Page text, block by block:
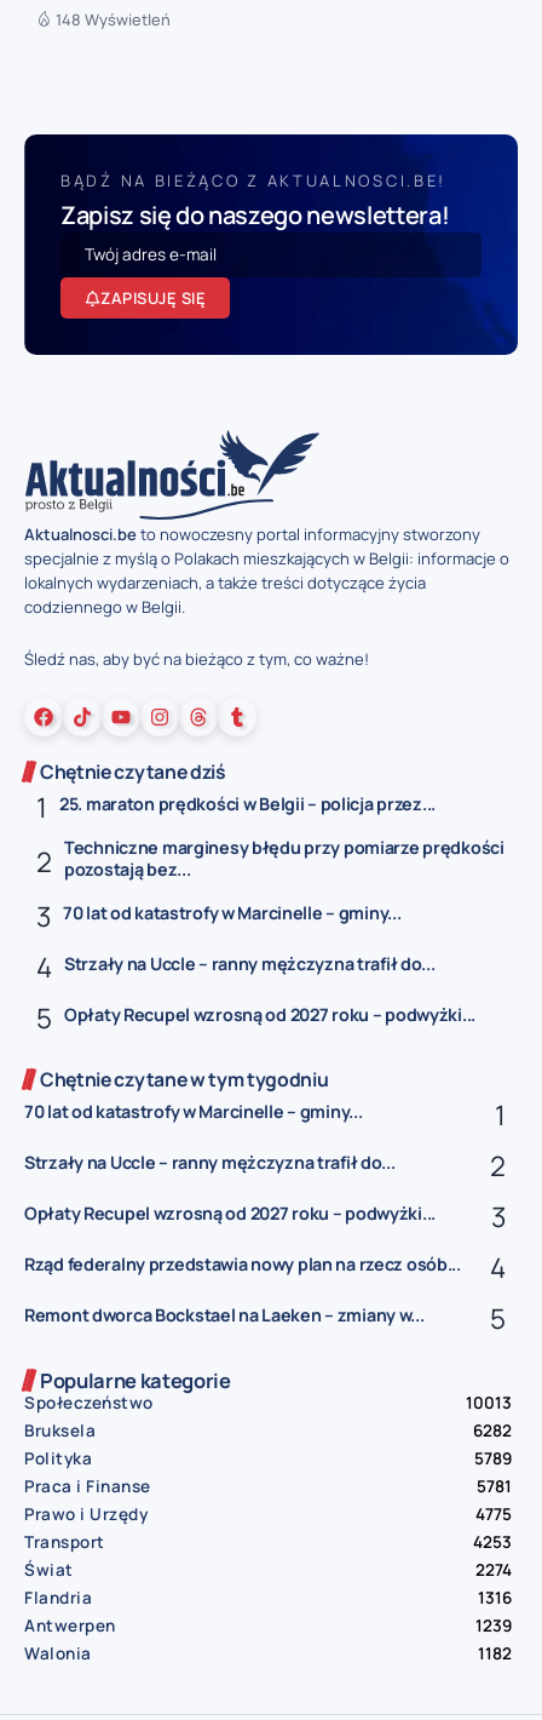
148 Wyświetleń
BĄDŹ NA BIEŻĄCO Z AKTUALNOSCI.BE!
Zapisz się do naszego newslettera!
ZAPISUJĘ SIĘ
Aktualnosci.beto nowoczesny portal informacyjny stworzony
specjalnie z myślą o Polakach mieszkających w Belgii: informacje o
lokalnych wydarzeniach, a także treści dotyczące życia
codziennego w Belgii.
Śledź nas, aby być na bieżąco z tym, co ważne!
Chętnie czytane dziś
25. maraton prędkości w Belgii – policja przez...
Techniczne marginesy błędu przy pomiarze prędkości
pozostają bez...
70 lat od katastrofy w Marcinelle – gminy...
Strzały na Uccle – ranny mężczyzna trafił do...
Opłaty Recupel wzrosną od 2027 roku – podwyżki...
Chętnie czytane w tym tygodniu
70 lat od katastrofy w Marcinelle – gminy...
Strzały na Uccle – ranny mężczyzna trafił do...
Opłaty Recupel wzrosną od 2027 roku – podwyżki...
Rząd federalny przedstawia nowy plan na rzecz osób...
Remont dworca Bockstael na Laeken – zmiany w...
Popularne kategorie
Społeczeństwo
10013
Bruksela
6282
Polityka
5789
Praca i Finanse
5781
Prawo i Urzędy
4775
Transport
4253
Świat
2274
Flandria
1316
Antwerpen
1239
Walonia
1182